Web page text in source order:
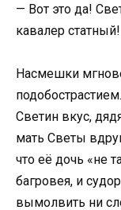
— Вот это да!
кавалер статный!
Насмешки
Светин вкус,
мать Светы
что её дочь «не
багровея, и
вымолвить ни